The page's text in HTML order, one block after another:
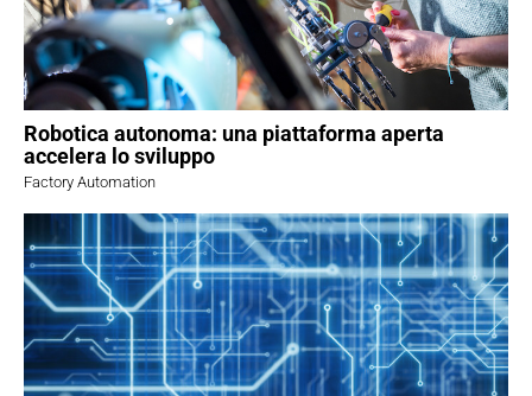
Robotica autonoma: una piattaforma aperta
accelera lo sviluppo
Factory Automation